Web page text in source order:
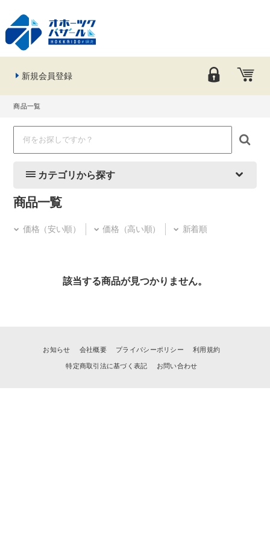
新規会員登録
商品一覧
カテゴリから探す
商品一覧
価格（安い順） 価格（高い順） 新着順
該当する商品が見つかりません。
お知らせ 会社概要 プライバシーポリシー 利用規約
特定商取引法に基づく表記 お問い合わせ